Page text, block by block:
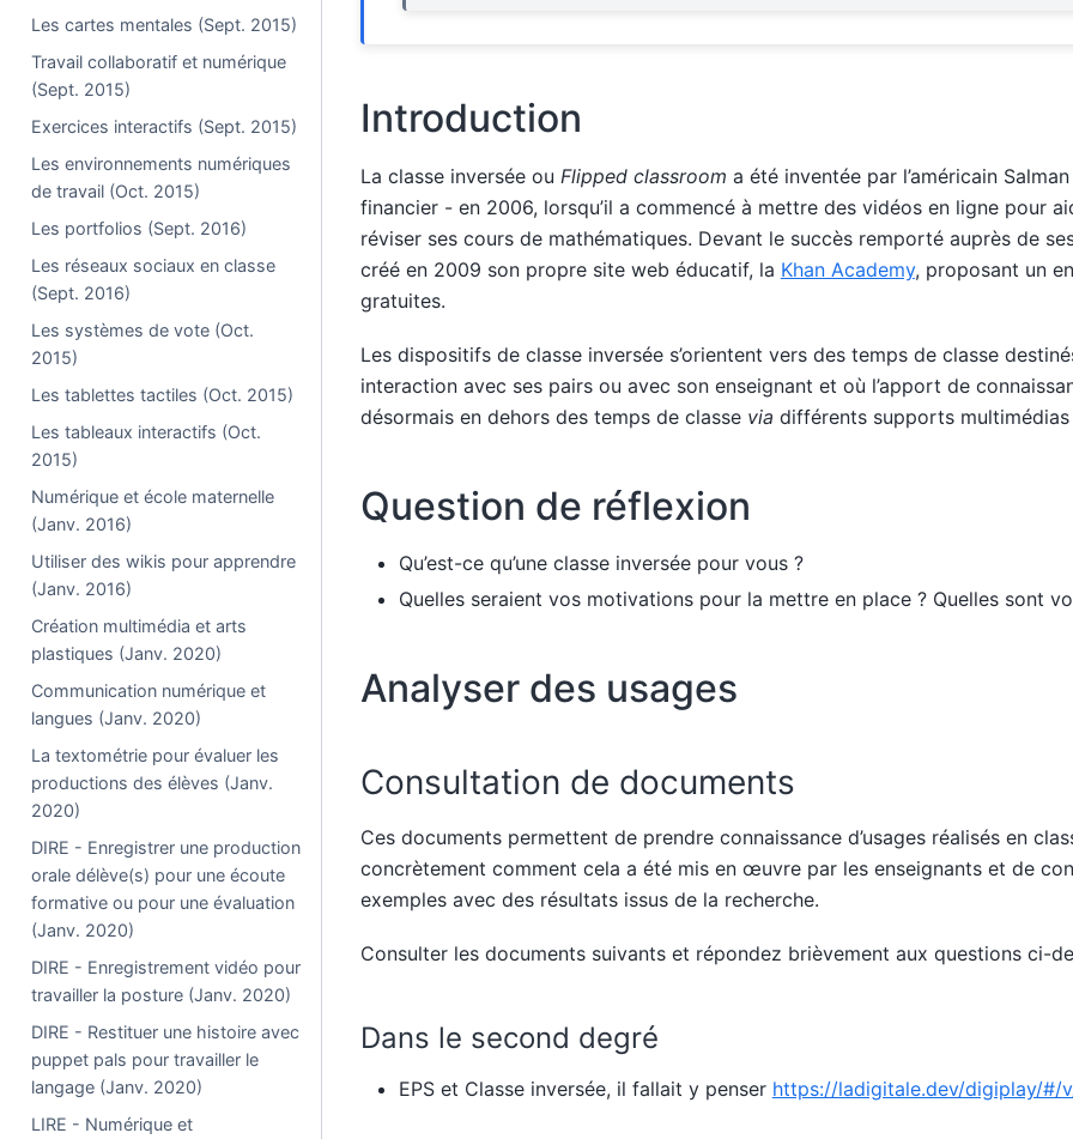
Les cartes mentales (Sept. 2015)
Travail collaboratif et numérique
(Sept. 2015)
Exercices interactifs (Sept. 2015)
Les environnements numériques
de travail (Oct. 2015)
Les portfolios (Sept. 2016)
Les réseaux sociaux en classe
(Sept. 2016)
Les systèmes de vote (Oct.
2015)
Les tablettes tactiles (Oct. 2015)
Les tableaux interactifs (Oct.
2015)
Numérique et école maternelle
(Janv. 2016)
Utiliser des wikis pour apprendre
(Janv. 2016)
Création multimédia et arts
plastiques (Janv. 2020)
Communication numérique et
langues (Janv. 2020)
La textométrie pour évaluer les
productions des élèves (Janv.
2020)
DIRE - Enregistrer une production
orale délève(s) pour une écoute
formative ou pour une évaluation
(Janv. 2020)
DIRE - Enregistrement vidéo pour
travailler la posture (Janv. 2020)
DIRE - Restituer une histoire avec
puppet pals pour travailler le
langage (Janv. 2020)
LIRE - Numérique et
Introduction
La classe inversée ou Flipped classroom a été inventée par l’américain
financier - en 2006, lorsqu’il a commencé à mettre des vidéos en ligne pour
réviser ses cours de mathématiques. Devant le succès remporté auprès de
créé en 2009 son propre site web éducatif, la Khan Academy, proposant un
gratuites.
Les dispositifs de classe inversée s’orientent vers des temps de classe
interaction avec ses pairs ou avec son enseignant et où l’apport de
désormais en dehors des temps de classe via différents supports
Question de réflexion
Qu’est-ce qu’une classe inversée pour vous ?
Quelles seraient vos motivations pour la mettre en place ? Quelles sont
Analyser des usages
Consultation de documents
Ces documents permettent de prendre connaissance d’usages réalisés en
concrètement comment cela a été mis en œuvre par les enseignants et de
exemples avec des résultats issus de la recherche.
Consulter les documents suivants et répondez brièvement aux questions ci-
Dans le second degré
EPS et Classe inversée, il fallait y penser https://ladigitale.dev/digiplay/#/